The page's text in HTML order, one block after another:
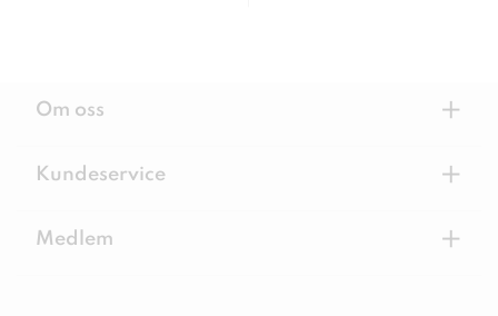
Om oss +
Kundeservice +
Medlem +